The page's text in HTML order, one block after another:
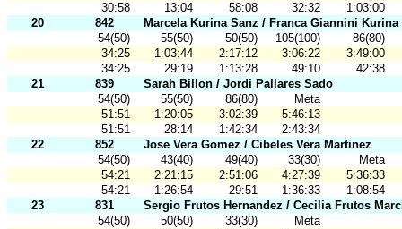
30:58
13:04 58:08 32:32
1:03:00
20
842
Marcela Kurina Sanz / Franca Giannini
54(50)
55(50) 50(50) 105(100)
86(80)
34:25
1:03:44 2:17:12 3:06:22
3:49:00
34:25
29:19 1:13:28 49:10
42:38
21
839
Sarah Billon / Jordi Pallares Sado
54(50)
55(50) 86(80)
Meta
51:51
1:20:05 3:02:39
5:46:13
51:51
28:14 1:42:34
2:43:34
22
852
Jose Vera Gomez / Cibeles Vera Martinez
54(50)
43(40) 49(40) 33(30)
Meta
54:21
2:21:15 2:51:06 4:27:39
5:36:33
54:21
1:26:54 29:51 1:36:33
1:08:54
23
831
Sergio Frutos Hernandez / Cecilia Frutos
54(50)
50(50) 33(30)
Meta